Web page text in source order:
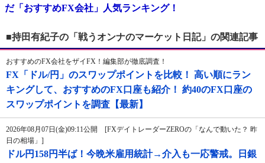
だ「おすすめFX会社」人気ランキング！
■持田有紀子の「戦うオンナのマーケット日記」の関連記事
おすすめのFX会社をザイFX！編集部が徹底調査！
FX「ドル/円」のスワップポイントを比較！ 高い順にラン
キングして、おすすめのFX口座も紹介！ 約40のFX口座の
スワップポイントを調査【最新】
2026年08月07日(金)09:11公開 [FXデイトレーダーZEROの「なんで動いた？ 昨
日の相場」]
ドル円158円半ば！今晩米雇用統計→介入も一応警戒。日銀